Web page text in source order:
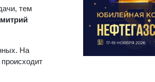
тем
На